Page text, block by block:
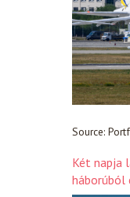
Source:
Két napja
háborúból